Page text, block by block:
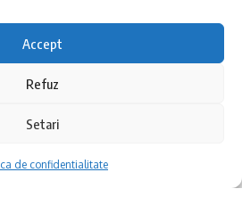
Accept
Refuz
Setari
de confidentialitate